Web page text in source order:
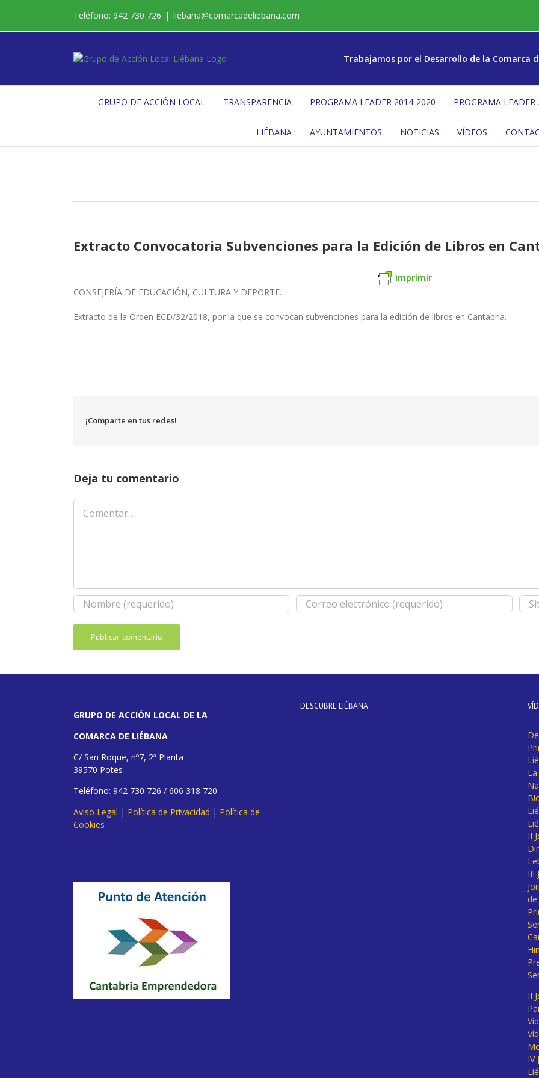
contenido
Teléfono: 942 730 726 | liebana@comarcadeliebana.com
Trabajamos por el Desarrollo de la Comarca
GRUPO DE ACCIÓN LOCAL TRANSPARENCIA PROGRAMA LEADER 2014-2020 PROGRAMA
LIÉBANA AYUNTAMIENTOS NOTICIAS VÍDEOS
Extracto Convocatoria Subvenciones para la Edición de Libros en
Imprimir
CONSEJERÍA DE EDUCACIÓN, CULTURA Y DEPORTE.
Extracto de la Orden ECD/32/2018, por la que se convocan subvenciones para la edición de libros en Cantabria.
¡Comparte en tus redes!
Deja tu comentario
Comentar
GRUPO DE ACCIÓN LOCAL DE LA
COMARCA DE LIÉBANA
C/ San Roque, nº7, 2ª Planta
39570 Potes
Teléfono: 942 730 726 / 606 318 720
Aviso Legal | Política de Privacidad | Política de
Cookies
DESCUBRE LIÉBANA
II
III
II
IV